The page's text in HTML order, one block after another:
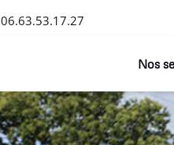
06.63.53.17.27
Nos